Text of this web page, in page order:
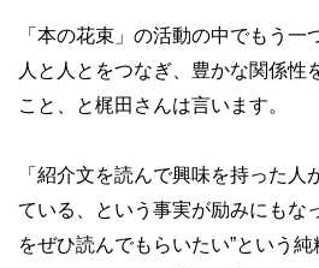
「本の花束」の活動の中でもう
人と人とをつなぎ、豊かな関係性
こと、と梶田さんは言います。
「紹介文を読んで興味を持った
ている、という事実が励みにもな
をぜひ読んでもらいたい”という